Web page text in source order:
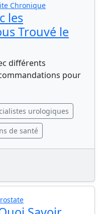
Chronique
les
Trouvé le
différents
pour
urologiques
de santé